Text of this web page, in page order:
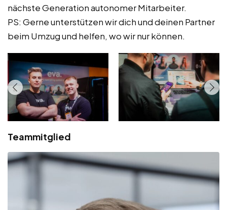
nächste Generation autonomer Mitarbeiter.
PS: Gerne unterstützen wir dich und deinen Partner
beim Umzug und helfen, wo wir nur können.
Teammitglied